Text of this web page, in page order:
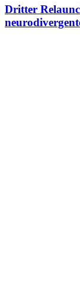
Dritter